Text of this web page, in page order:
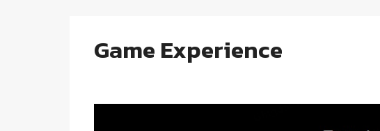
Game Experience